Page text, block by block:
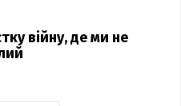
війну, де ми не